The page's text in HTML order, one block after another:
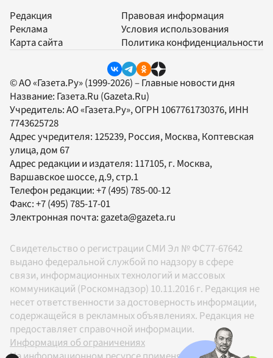
Редакция
Реклама
Карта сайта
Правовая информация
Условия использования
Политика конфиденциальности
© АО «Газета.Ру» (1999-2026) – Главные новости дня
Название: Газета.Ru (Gazeta.Ru)
Учредитель:АО «Газета.Ру», ОГРН 1067761730376, ИНН
7743625728
Адрес учредителя: 125239, Россия, Москва, Коптевская
улица, дом 67
Адрес редакции и издателя: 117105, г. Москва,
Варшавское шоссе, д.9, стр.1
Телефон редакции:+7 (495) 785-00-12
Факс:+7 (495) 785-17-01
Электронная почта:gazeta@gazeta.ru
Свидетельство о регистрации СМИ Эл № ФС77-67642
выдано федеральной службой по надзору в сфере
связи, информационных технологий и массовых
коммуникаций (Роскомнадзор) 10.11.2016 г. Редакция не
несет ответственности за достоверность информации,
содержащейся в рекламных объявлениях. Редакция не
предоставляет справочной информации.
Информация об ограничениях